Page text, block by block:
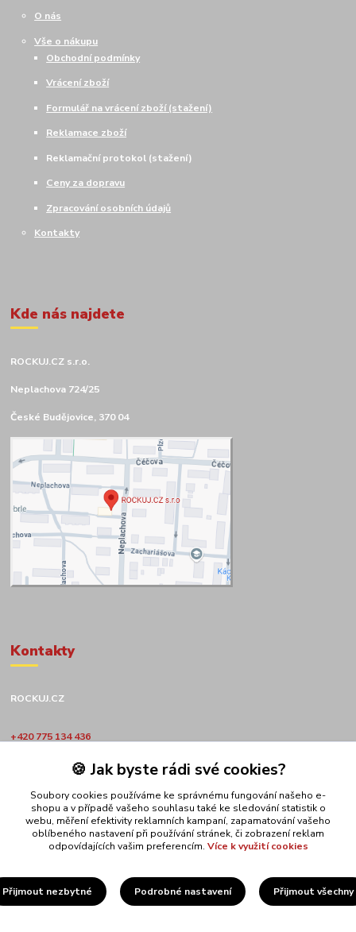
O nás
Vše o nákupu
Obchodní podmínky
Vrácení zboží
Formulář na vrácení zboží (stažení)
Reklamace zboží
Reklamační protokol (stažení)
Ceny za dopravu
Zpracování osobních údajů
Kontakty
Kde nás najdete
ROCKUJ.CZ s.r.o.
Neplachova 724/25
České Budějovice, 370 04
Kontakty
ROCKUJ.CZ
+420 775 134 436
obchod@rockuj.cz
Upravit sběr cookies.
🍪 Jak byste rádi své cookies?
Soubory cookies používáme ke správnému fungování našeho e-
shopu a v případě vašeho souhlasu také ke sledování statistik o
webu, měření efektivity reklamních kampaní, zapamatování vašeho
oblíbeného nastavení při používání stránek, či zobrazení reklam
odpovídajících vašim preferencím. Více k využití cookies
Přijmout nezbytné Podrobné nastavení Přijmout všechny